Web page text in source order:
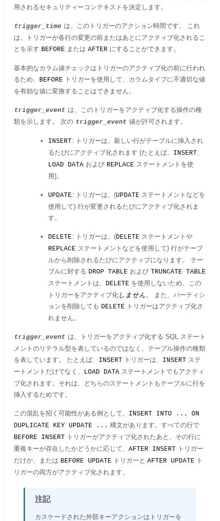
用されるセキュリティーコンテキストを決定します。
trigger_time は、このトリガーのアクション時間です。 これ
は、トリガーが各行の変更の前またはあとにアクティブ化されるこ
とを示す BEFORE または AFTER にすることができます。
基本的なカラム値チェックはトリガーのアクティブ化の前に行われ
るため、 BEFORE トリガーを使用して、カラムタイプに不適切な値
を有効な値に変換することはできません。
trigger_event は、このトリガーをアクティブ化する操作の種
類を示します。 次の trigger_event 値が許可されます。
INSERT: トリガーは、新しい行がテーブルに挿入され
るたびにアクティブ化されます (たとえば、 INSERT、
LOAD DATA および REPLACE ステートメントを使
用)。
UPDATE: トリガーは、(UPDATE ステートメントなどを
使用して) 行が変更されるたびにアクティブ化されま
す。
DELETE: トリガーは、(DELETE ステートメントや
REPLACE ステートメントなどを使用して) 行がテーブ
ルから削除されるたびにアクティブになります。 テー
ブルに対する DROP TABLE および TRUNCATE TABLE
ステートメントは、 DELETE を使用しないため、この
トリガーをアクティブ化 しません。 また、パーティシ
ョンを削除しても DELETE トリガーはアクティブ化さ
れません。
trigger_event は、トリガーをアクティブ化する SQL ステート
メントのリテラル型を表しているのではなく、テーブル操作の種類
を表しています。 たとえば、 INSERT トリガーは、 INSERT ステ
ートメントだけでなく、 LOAD DATA ステートメントでもアクティ
ブ化されます。それは、どちらのステートメントもテーブルに行を
挿入するためです。
この混乱を招く可能性がある例として、 INSERT INTO ... ON
DUPLICATE KEY UPDATE ... 構文があります。すべての行で
BEFORE INSERT トリガーがアクティブ化されたあと、その行に
重複キーが存在したかどうかに応じて、 AFTER INSERT トリガー
だけか、または BEFORE UPDATE トリガーと AFTER UPDATE ト
リガーの両方がアクティブ化されます。
注記
カスケードされた外部キーアクションはトリガーを